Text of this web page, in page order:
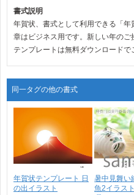
書式説明
年賀状、書式として利用できる「
章はビジネス用です。新しい年の
テンプレートは無料ダウンロードで
同一タグの他の書式
年賀状テンプレート 日
の出イラスト
暑中見舞い
魚2イラス